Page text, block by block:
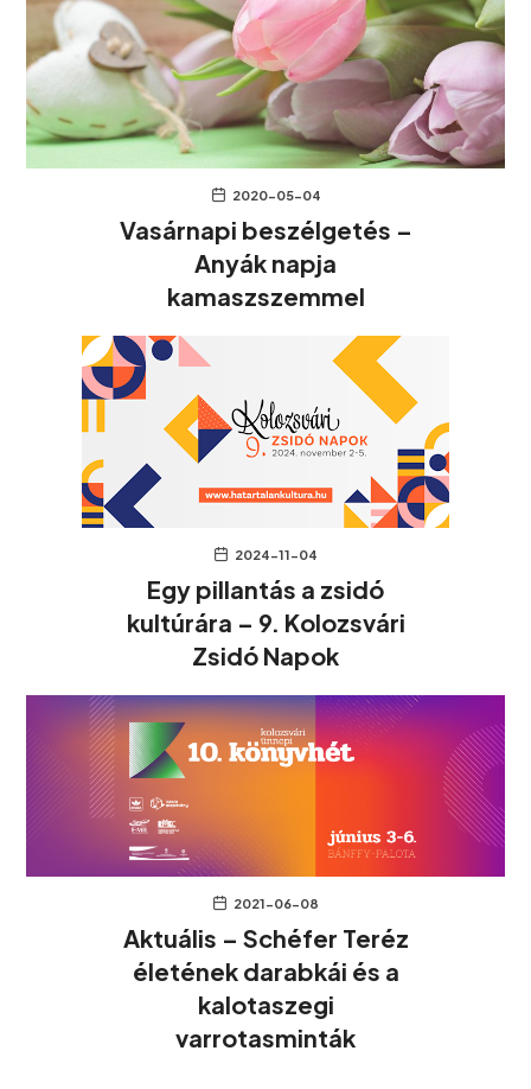
2020-05-04
Vasárnapi beszélgetés –
Anyák napja
kamaszszemmel
2024-11-04
Egy pillantás a zsidó
kultúrára – 9. Kolozsvári
Zsidó Napok
2021-06-08
Aktuális – Schéfer Teréz
életének darabkái és a
kalotaszegi
varrotasminták